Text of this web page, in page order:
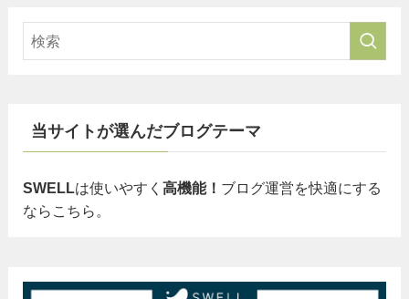
当サイトが選んだブログテーマ
SWELLは使いやすく 高機能！ ブログ運営を快適にする
ならこちら。